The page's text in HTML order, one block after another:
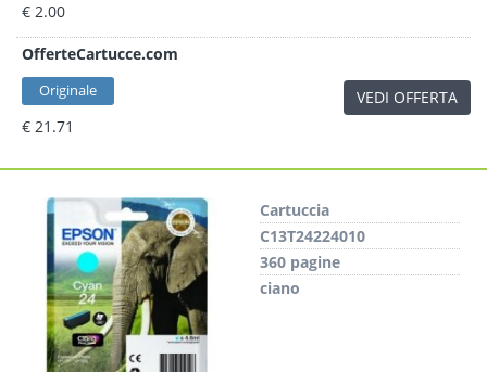
€ 2.00
OfferteCartucce.com
Originale
€ 21.71
VEDI OFFERTA
Cartuccia
C13T24224010
360 pagine
ciano